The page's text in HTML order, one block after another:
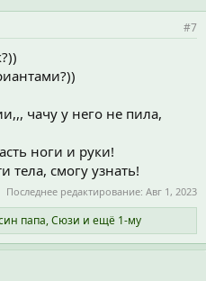
#7
чачу у него не пила,
ноги и руки!
тела, смогу узнать!
Последнее редактирование: Авг 1, 2023
папа,Сюзи и ещё 1-му